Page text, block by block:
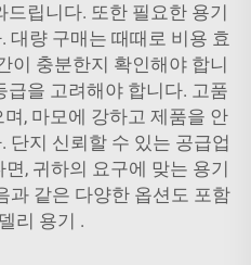
립니다. 또한 필요한 용기
대량 구매는 때때로 비용 효
이 충분한지 확인해야 합니
을 고려해야 합니다. 고품
, 마모에 강하고 제품을 안
단지 신뢰할 수 있는 공급업
, 귀하의 요구에 맞는 용기
과 같은 다양한 옵션도 포함
델리 용기 .